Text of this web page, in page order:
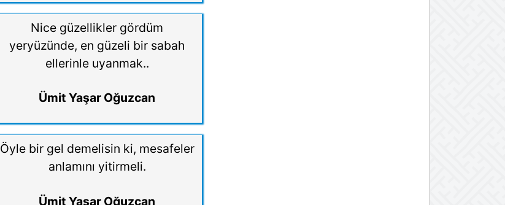
Nice güzellikler gördüm
yeryüzünde, en güzeli bir sabah
ellerinle uyanmak..
Ümit Yaşar Oğuzcan
Öyle bir gel demelisin ki, mesafeler
anlamını yitirmeli.
Ümit Yaşar Oğuzcan